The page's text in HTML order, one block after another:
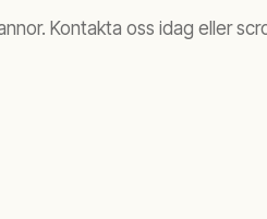
Kontakta oss idag eller